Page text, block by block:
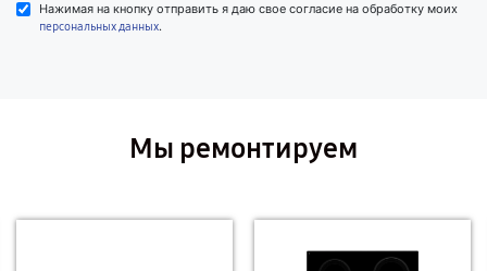
Нажимая на кнопку отправить я даю свое согласие на обработку моих
персональных данных.
Мы ремонтируем